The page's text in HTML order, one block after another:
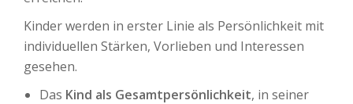
Kinder werden in erster Linie als Persönlichkeit mit
individuellen Stärken, Vorlieben und Interessen
gesehen.
Das Kind als Gesamtpersönlichkeit, in seiner